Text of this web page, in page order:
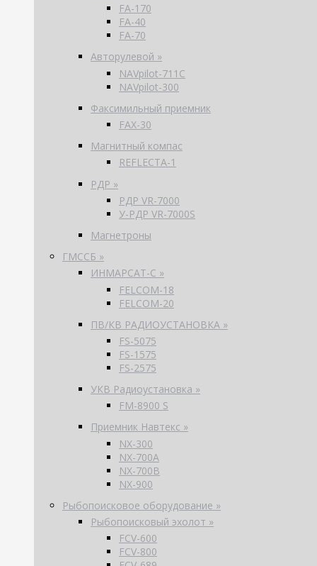
FA-170
FA-40
FA-70
Авторулевой »
NAVpilot-711С
NAVpilot-300
Факсимильный приемник
FAX-30
Магнитный компас
REFLECTA-1
РДР »
РДР VR-7000
У-РДР VR-7000S
Магнетроны
ГМССБ »
ИНМАРСАТ-С »
FELCOM-18
FELCOM-20
ПВ/КВ РАДИОУСТАНОВКА »
FS-5075
FS-1575
FS-2575
УКВ Радиоустановка »
FM-8900 S
Приемник Навтекс »
NX-300
NX-700A
NX-700B
NX-900
Рыбопоисковое оборудование »
Рыбопоисковый эхолот »
FCV-600
FCV-800